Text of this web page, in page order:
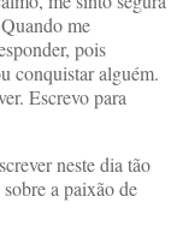
me
pois
conquistar alguém.
Escrevo para
neste dia tão
a paixão de